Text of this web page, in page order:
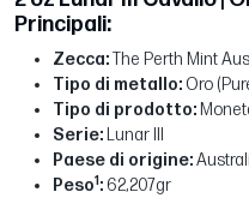
Principali:
Zecca:The Perth Mint
Tipo di metallo: Oro
Tipo di prodotto:
Serie: Lunar III
Paese di origine:
Peso1: 62,207gr